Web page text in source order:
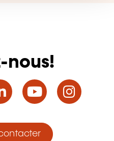
nous!
LinkedInYouTube